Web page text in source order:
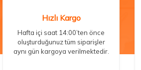
Hızlı Kargo
Hafta içi saat 14:00’ten önce
oluşturduğunuz tüm siparişler
aynı gün kargoya verilmektedir.